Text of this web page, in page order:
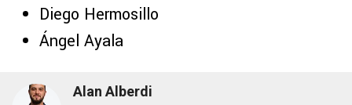
Diego Hermosillo
Ángel Ayala
Alan Alberdi